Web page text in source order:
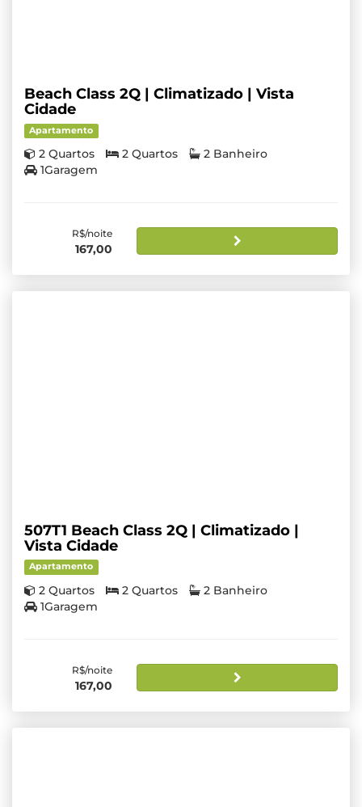
Beach Class 2Q | Climatizado | Vista
Cidade
Apartamento
2 Quartos 2 Quartos
2 Banheiro
1Garagem
R$/noite
167,00
507T1 Beach Class 2Q | Climatizado |
Vista Cidade
Apartamento
2 Quartos 2 Quartos
2 Banheiro
1Garagem
R$/noite
167,00